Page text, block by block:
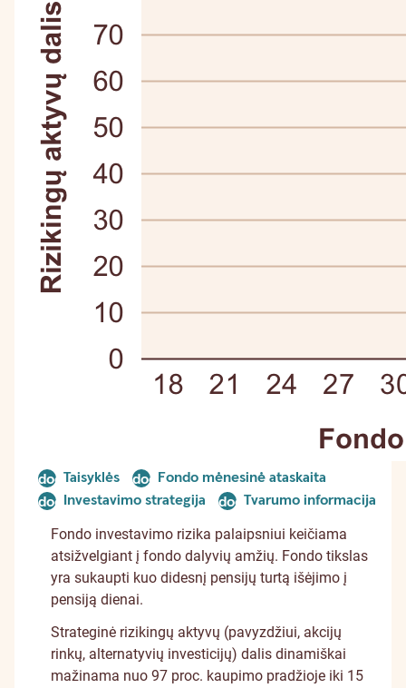
document
Taisyklės document
Fondo mėnesinė ataskaita
document
Investavimo strategija document
Tvarumo informacija
Fondo investavimo rizika palaipsniui keičiama
atsižvelgiant į fondo dalyvių amžių. Fondo tikslas
yra sukaupti kuo didesnį pensijų turtą išėjimo į
pensiją dienai.
Strateginė rizikingų aktyvų (pavyzdžiui, akcijų
rinkų, alternatyvių investicijų) dalis dinamiškai
mažinama nuo 97 proc. kaupimo pradžioje iki 15